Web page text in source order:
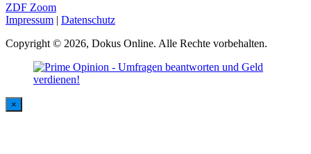
ZDF Zoom
Impressum | Datenschutz
Copyright © 2026, Dokus Online. Alle Rechte vorbehalten.
×